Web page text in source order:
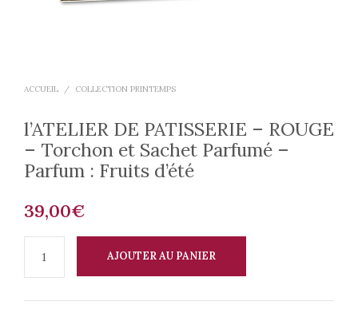
ACCUEIL / COLLECTION PRINTEMPS
l’ATELIER DE PATISSERIE – ROUGE
– Torchon et Sachet Parfumé –
Parfum : Fruits d’été
39,00€
AJOUTER AU PANIER